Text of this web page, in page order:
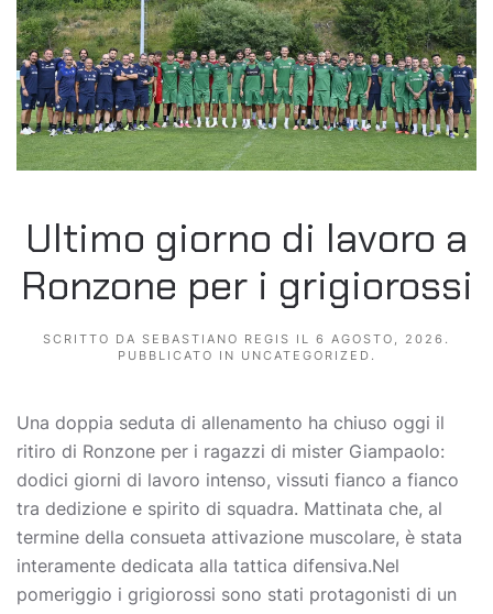
Ultimo giorno di lavoro a
Ronzone per i grigiorossi
SCRITTO DA SEBASTIANO REGIS IL 6 AGOSTO, 2026 .
PUBBLICATO IN UNCATEGORIZED .
Una doppia seduta di allenamento ha chiuso oggi il
ritiro di Ronzone per i ragazzi di mister Giampaolo:
dodici giorni di lavoro intenso, vissuti fianco a fianco
tra dedizione e spirito di squadra. Mattinata che, al
termine della consueta attivazione muscolare, è stata
interamente dedicata alla tattica difensiva.Nel
pomeriggio i grigiorossi sono stati protagonisti di un